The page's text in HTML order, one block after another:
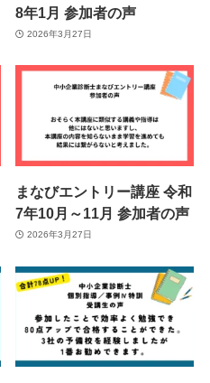
8年1月 参加者の声
2026年3月27日
まなびエントリー講座 令和
7年10月～11月 参加者の声
2026年3月27日